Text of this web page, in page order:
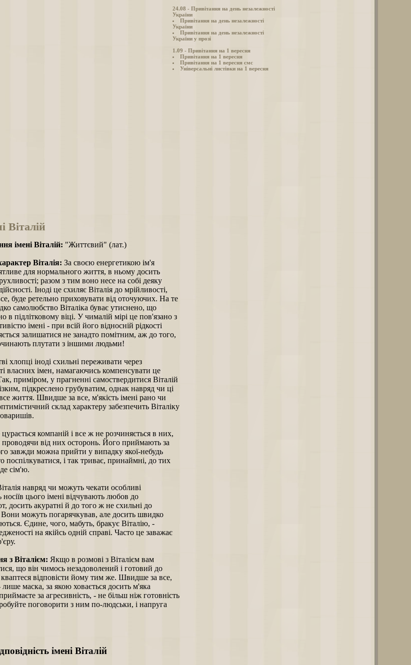
24.08 - Привітання на день незалежності
України
Привітання на день незалежності
України
Привітання на день незалежності
України у прозі
1.09 - Привітання на 1 вересня
Привітання на 1 вересня
Привітання на 1 вересня смс
Універсальні листівки на 1 вересня
Віталій
імені Віталій: "Життєвий" (лат.)
Віталія: За своєю енергетикою ім'я
для нормального життя, в ньому досить
разом з тим воно несе на собі деяку
Іноді це схиляє Віталія до мрійливості,
буде ретельно приховувати від оточуючих. На те
самолюбство Віталіка буває утиснено, що
в підлітковому віці. У чималій мірі це пов'язано з
імені - при всій його відносній рідкості
залишатися не занадто помітним, аж до того,
плутати з іншими людьми!
хлопці іноді схильні переживати через
власних імен, намагаючись компенсувати це
приміром, у прагненні самоствердитися Віталій
підкреслено грубуватим, однак навряд чи ці
життя. Швидше за все, м'якість імені рано чи
склад характеру забезпечить Віталіку
компаній і все ж не розчиняється в них,
проводячи від них осторонь. Його приймають за
завжди можна прийти у випадку якої-небудь
поспілкуватися, і так триває, принаймні, до тих
сім'ю.
навряд чи можуть чекати особливі
носіїв цього імені відчувають любов до
досить акуратні й до того ж не схильні до
Вони можуть погарячкував, але досить швидко
Єдине, чого, мабуть, бракує Віталію, -
на якійсь одній справі. Часто це заважає
з Віталієм: Якщо в розмові з Віталієм вам
що він чимось незадоволений і готовий до
кваптеся відповісти йому тим же. Швидше за все,
маска, за якою ховається досить м'яка
за агресивність, - не більш ніж готовність
поговорити з ним по-людськи, і напруга
імені Віталій